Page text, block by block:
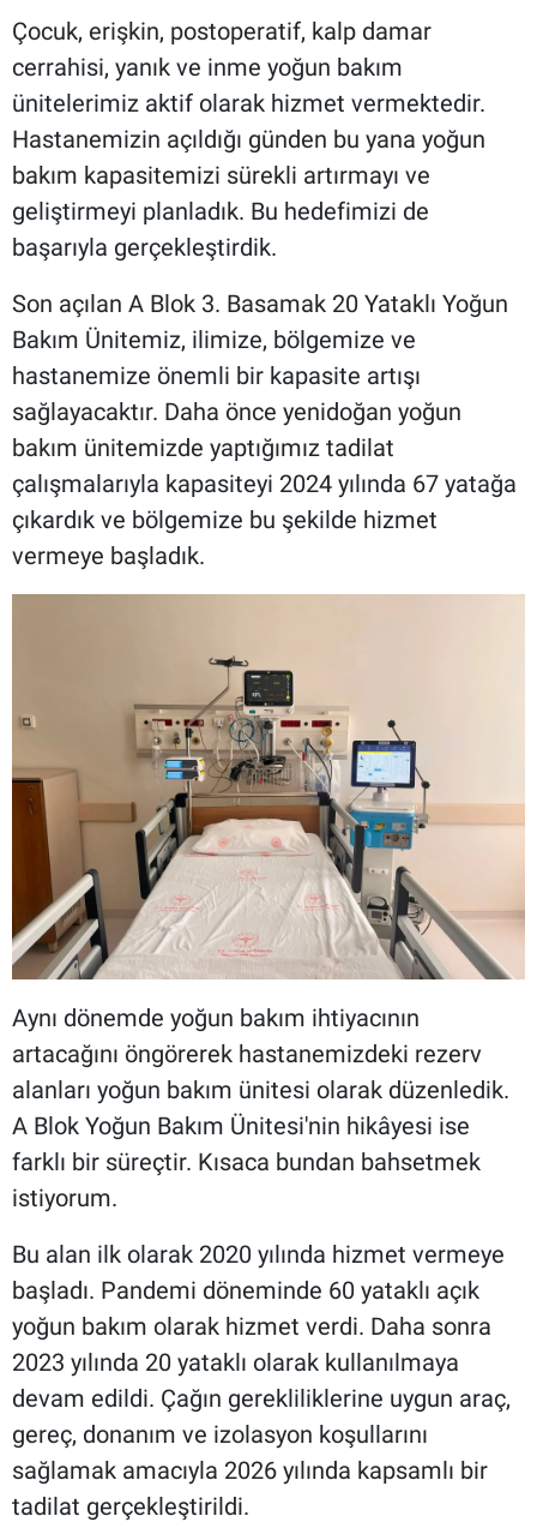
Çocuk, erişkin, postoperatif, kalp damar
cerrahisi, yanık ve inme yoğun bakım
ünitelerimiz aktif olarak hizmet vermektedir.
Hastanemizin açıldığı günden bu yana yoğun
bakım kapasitemizi sürekli artırmayı ve
geliştirmeyi planladık. Bu hedefimizi de
başarıyla gerçekleştirdik.
Son açılan A Blok 3. Basamak 20 Yataklı Yoğun
Bakım Ünitemiz, ilimize, bölgemize ve
hastanemize önemli bir kapasite artışı
sağlayacaktır. Daha önce yenidoğan yoğun
bakım ünitemizde yaptığımız tadilat
çalışmalarıyla kapasiteyi 2024 yılında 67 yatağa
çıkardık ve bölgemize bu şekilde hizmet
vermeye başladık.
Aynı dönemde yoğun bakım ihtiyacının
artacağını öngörerek hastanemizdeki rezerv
alanları yoğun bakım ünitesi olarak düzenledik.
A Blok Yoğun Bakım Ünitesi'nin hikâyesi ise
farklı bir süreçtir. Kısaca bundan bahsetmek
istiyorum.
Bu alan ilk olarak 2020 yılında hizmet vermeye
başladı. Pandemi döneminde 60 yataklı açık
yoğun bakım olarak hizmet verdi. Daha sonra
2023 yılında 20 yataklı olarak kullanılmaya
devam edildi. Çağın gerekliliklerine uygun araç,
gereç, donanım ve izolasyon koşullarını
sağlamak amacıyla 2026 yılında kapsamlı bir
tadilat gerçekleştirildi.